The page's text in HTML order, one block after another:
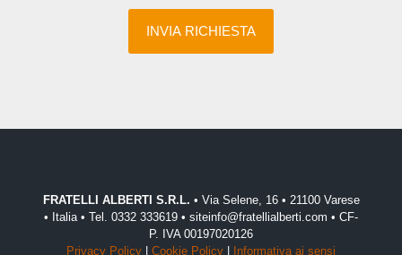
FRATELLI ALBERTI S.R.L. • Via Selene, 16 • 21100 Varese
• Italia • Tel. 0332 333619 • siteinfo@fratellialberti.com • CF-
P. IVA 00197020126
Privacy Policy
Cookie Policy Informativa ai sensi